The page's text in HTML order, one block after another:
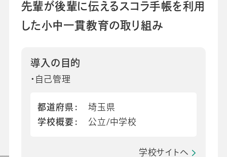
採用情報
先輩が後輩に伝えるスコラ手帳を利用
した小中一貫教育の取り組み
導入の目的
・自己管理
都道府県
埼玉県
学校概要
公立/中学校
学校サイトへ